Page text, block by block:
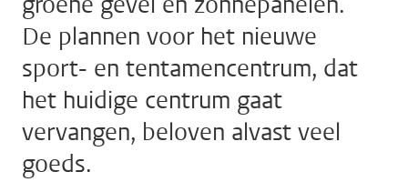
De plannen voor het nieuwe
sport- en tentamencentrum, dat
het huidige centrum gaat
vervangen, beloven alvast veel
goeds.